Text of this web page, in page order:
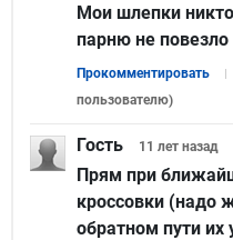
Мои шлепки
парню не повезло
Прокомментировать
пользователю)
Гость 11 лет назад
Прям при
кроссовки (надо
обратном пути